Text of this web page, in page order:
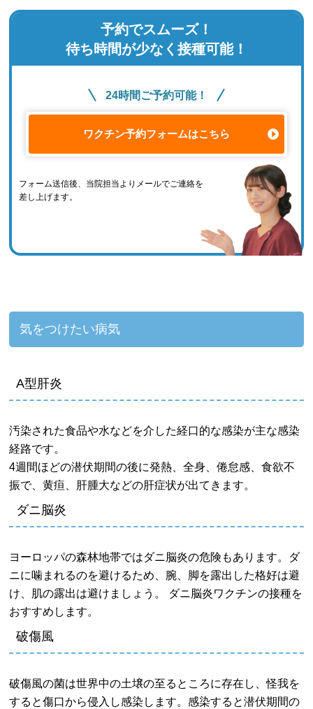
予約でスムーズ！
待ち時間が少なく接種可能！
24時間ご予約可能！
ワクチン予約フォームはこちら
フォーム送信後、当院担当よりメールでご連絡を
差し上げます。
気をつけたい病気
A型肝炎
汚染された食品や水などを介した経口的な感染が主な感染
経路です。
4週間ほどの潜伏期間の後に発熱、全身、倦怠感、食欲不
振で、黄疸、肝腫大などの肝症状が出てきます。
ダニ脳炎
ヨーロッパの森林地帯ではダニ脳炎の危険もあります。ダ
ニに噛まれるのを避けるため、腕、脚を露出した格好は避
け、肌の露出は避けましょう。 ダニ脳炎ワクチンの接種を
おすすめします。
破傷風
破傷風の菌は世界中の土壌の至るところに存在し、怪我を
すると傷口から侵入し感染します。感染すると潜伏期間の